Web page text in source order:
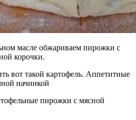
масле обжариваем пирожки с
корочки.
пирожки с мясной